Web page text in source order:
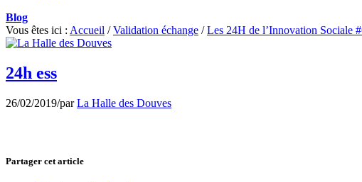
Blog
Vous êtes ici : Accueil / Validation échange / Les 24H de l’Innovation Sociale
24h ess
26/02/2019/parLa Halle des Douves
Partager cet article